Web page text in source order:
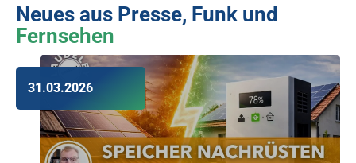
Neues aus Presse, Funk und
Fernsehen
31.03.2026